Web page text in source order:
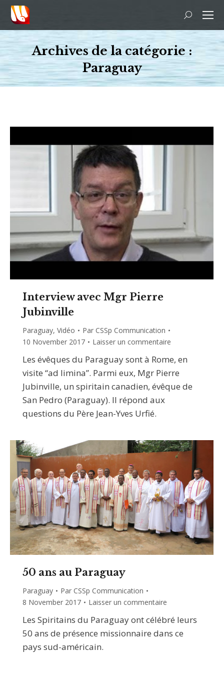
Recherche
:
Archives de la catégorie :
Paraguay
Vous êtes ici :
Interview avec Mgr Pierre
Jubinville
Paraguay, Vidéo Par CSSp Communication
10 November 2017
Laisser un commentaire
Les évêques du Paraguay sont à Rome, en
visite “ad limina”. Parmi eux, Mgr Pierre
Jubinville, un spiritain canadien, évêque de
San Pedro (Paraguay). Il répond aux
questions du Père Jean-Yves Urfié.
50 ans au Paraguay
Paraguay Par CSSp Communication
8 November 2017
Laisser un commentaire
Les Spiritains du Paraguay ont célébré leurs
50 ans de présence missionnaire dans ce
pays sud-américain.